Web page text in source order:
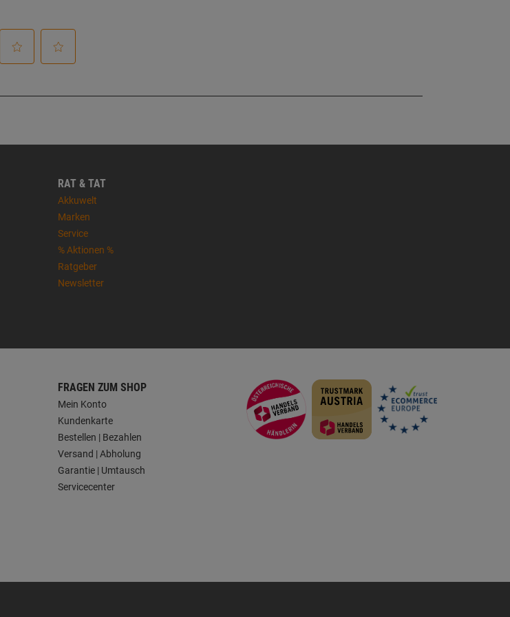
RAT & TAT
Akkuwelt
Marken
Service
% Aktionen %
Ratgeber
Newsletter
FRAGEN ZUM SHOP
Mein Konto
Kundenkarte
Bestellen | Bezahlen
Versand | Abholung
Garantie | Umtausch
Servicecenter